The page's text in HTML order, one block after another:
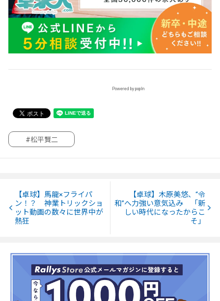
Powered by popIn
#松平賢二
【卓球】馬龍×フライパ
ン！？ 神業トリックショ
ット動画の数々に世界中が
熱狂
【卓球】木原美悠、“令
和”へ力強い意気込み 「新
しい時代になったからこ
そ」